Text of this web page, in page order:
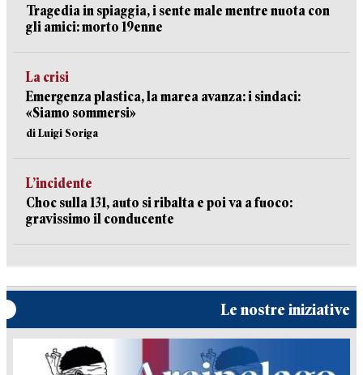
Tragedia in spiaggia, i sente male mentre nuota con
gli amici: morto 19enne
La crisi
Emergenza plastica, la marea avanza: i sindaci:
«Siamo sommersi»
di Luigi Soriga
L’incidente
Choc sulla 131, auto si ribalta e poi va a fuoco:
gravissimo il conducente
Le nostre iniziative